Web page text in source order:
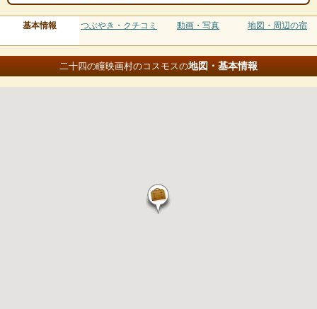
基本情報 つぶやき・クチコミ 動画・写真 地図・周辺の宿
二十四の瞳映画村のコスモスの地図・基本情報